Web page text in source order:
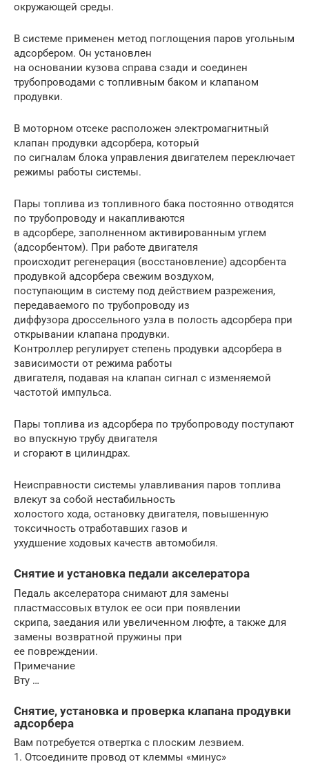
окружающей среды.
В системе применен метод поглощения паров угольным
адсорбером. Он установлен
на основании кузова справа сзади и соединен
трубопроводами с топливным баком и клапаном
продувки.
В моторном отсеке расположен электромагнитный
клапан продувки адсорбера, который
по сигналам блока управления двигателем переключает
режимы работы системы.
Пары топлива из топливного бака постоянно отводятся
по трубопроводу и накапливаются
в адсорбере, заполненном активированным углем
(адсорбентом). При работе двигателя
происходит регенерация (восстановление) адсорбента
продувкой адсорбера свежим воздухом,
поступающим в систему под действием разрежения,
передаваемого по трубопроводу из
диффузора дроссельного узла в полость адсорбера при
открывании клапана продувки.
Контроллер регулирует степень продувки адсорбера в
зависимости от режима работы
двигателя, подавая на клапан сигнал с изменяемой
частотой импульса.
Пары топлива из адсорбера по трубопроводу поступают
во впускную трубу двигателя
и сгорают в цилиндрах.
Неисправности системы улавливания паров топлива
влекут за собой нестабильность
холостого хода, остановку двигателя, повышенную
токсичность отработавших газов и
ухудшение ходовых качеств автомобиля.
Снятие и установка педали акселератора
Педаль акселератора снимают для замены
пластмассовых втулок ее оси при появлении
скрипа, заедания или увеличенном люфте, а также для
замены возвратной пружины при
ее повреждении.
Примечание
Вту …
Снятие, установка и проверка клапана продувки
адсорбера
Вам потребуется отвертка с плоским лезвием.
1. Отсоедините провод от клеммы «минус»